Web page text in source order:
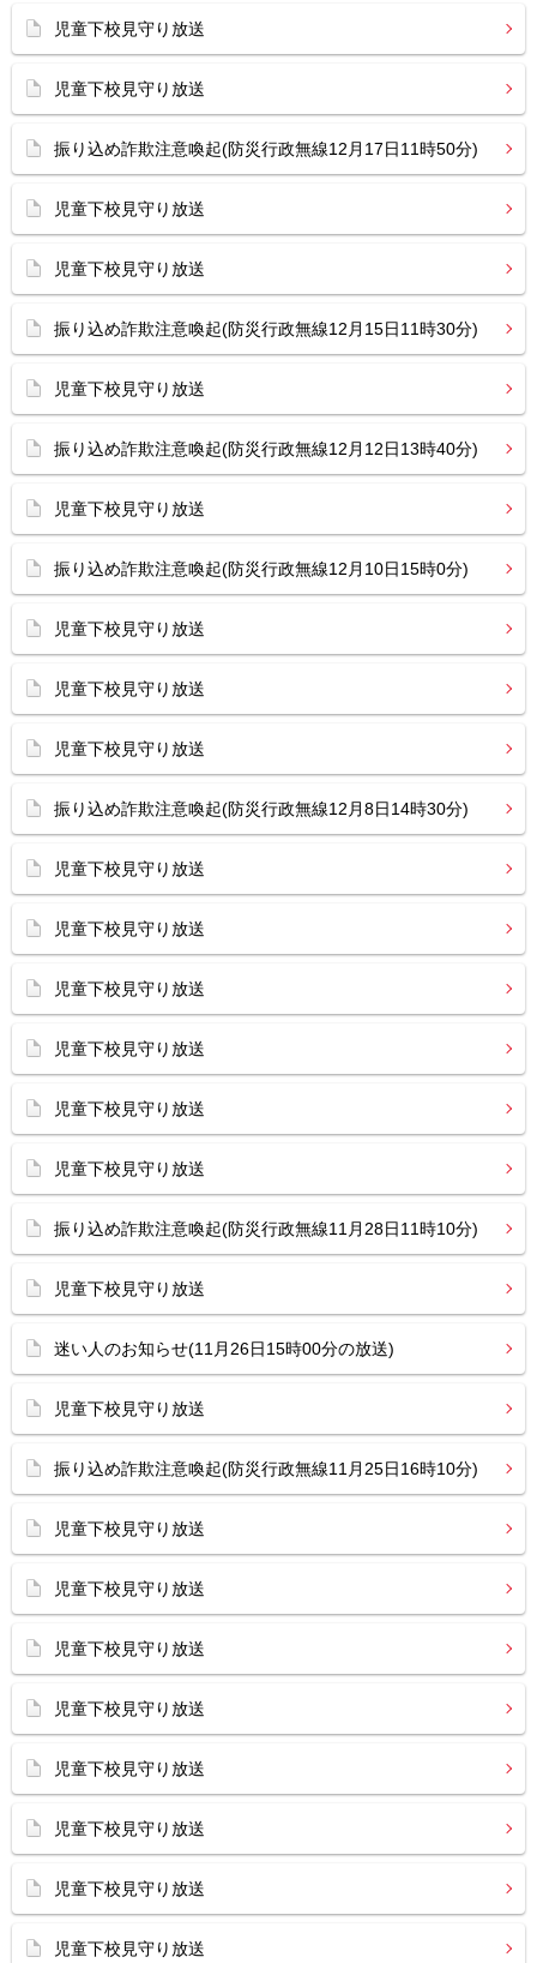
児童下校見守り放送
児童下校見守り放送
振り込め詐欺注意喚起(防災行政無線12月17日11時50分)
児童下校見守り放送
児童下校見守り放送
振り込め詐欺注意喚起(防災行政無線12月15日11時30分)
児童下校見守り放送
振り込め詐欺注意喚起(防災行政無線12月12日13時40分)
児童下校見守り放送
振り込め詐欺注意喚起(防災行政無線12月10日15時0分)
児童下校見守り放送
児童下校見守り放送
児童下校見守り放送
振り込め詐欺注意喚起(防災行政無線12月8日14時30分)
児童下校見守り放送
児童下校見守り放送
児童下校見守り放送
児童下校見守り放送
児童下校見守り放送
児童下校見守り放送
振り込め詐欺注意喚起(防災行政無線11月28日11時10分)
児童下校見守り放送
迷い人のお知らせ(11月26日15時00分の放送)
児童下校見守り放送
振り込め詐欺注意喚起(防災行政無線11月25日16時10分)
児童下校見守り放送
児童下校見守り放送
児童下校見守り放送
児童下校見守り放送
児童下校見守り放送
児童下校見守り放送
児童下校見守り放送
児童下校見守り放送